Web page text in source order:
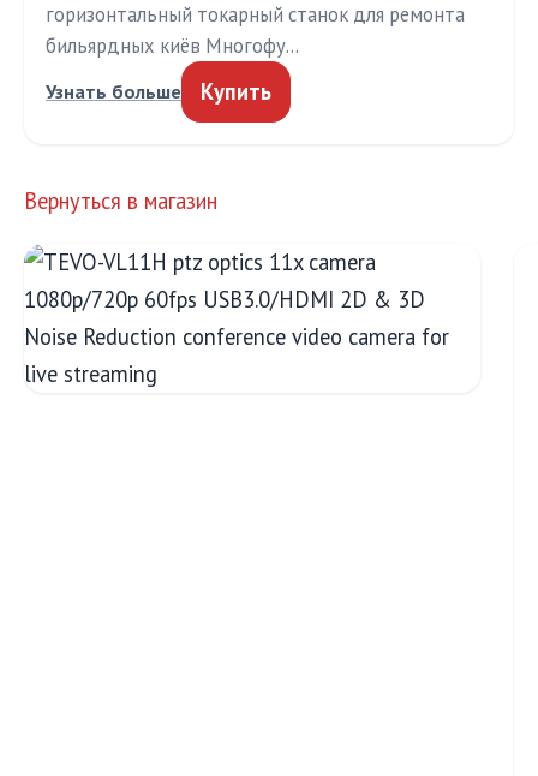
горизонтальный токарный станок для ремонта
бильярдных киёв Многофу…
Узнать больше Купить
Вернуться в магазин